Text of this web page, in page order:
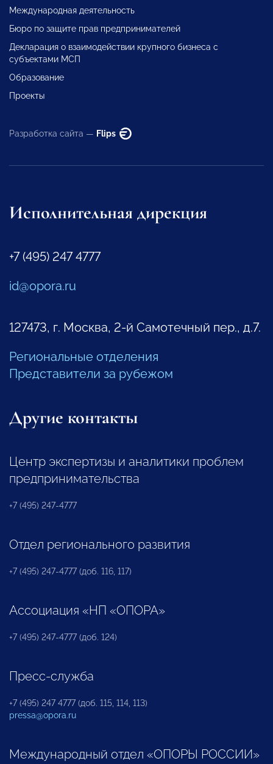
Международная деятельность
Бюро по защите прав предпринимателей
Декларация о взаимодействии крупного бизнеса с
субъектами МСП
Образование
Проекты
Разработка сайта — Flips
Исполнительная дирекция
+7 (495) 247 4777
id@opora.ru
127473, г. Москва, 2-й Самотечный пер., д.7.
Региональные отделения
Представители за рубежом
Другие контакты
Центр экспертизы и аналитики проблем
предпринимательства
+7 (495) 247-4777
Отдел регионального развития
+7 (495) 247-4777 (доб. 116, 117)
Ассоциация «НП «ОПОРА»
+7 (495) 247-4777 (доб. 124)
Пресс-служба
+7 (495) 247 4777 (доб. 115, 114, 113)
pressa@opora.ru
Международный отдел «ОПОРЫ РОССИИ»